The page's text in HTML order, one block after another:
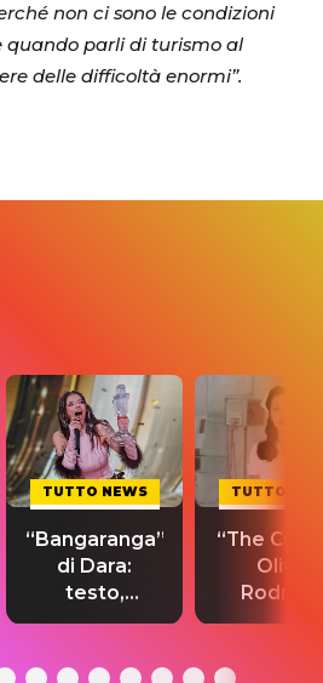
non ci sono le condizioni
quando parli di turismo al
delle difficoltà enormi”.
TUTTO NEWS
“Bangaranga”
di Dara:
testo,
traduzione e
del singolo
TUTTO
“The
Olivia
testo,